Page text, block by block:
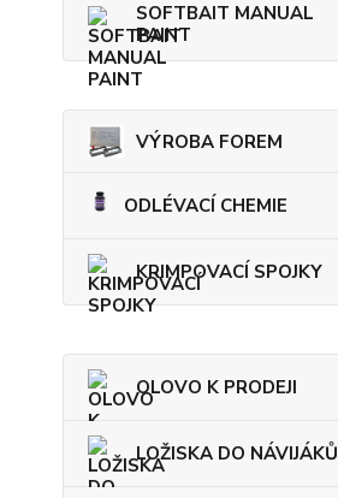
SOFTBAIT MANUAL
PAINT
VÝROBA FOREM
ODLÉVACÍ CHEMIE
KRIMPOVACÍ SPOJKY
OLOVO K PRODEJI
LOŽISKA DO NÁVIJÁKŮ